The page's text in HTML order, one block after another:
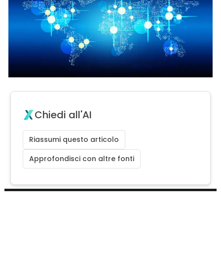
Chiedi all'AI
Riassumi questo articolo
Approfondisci con altre fonti